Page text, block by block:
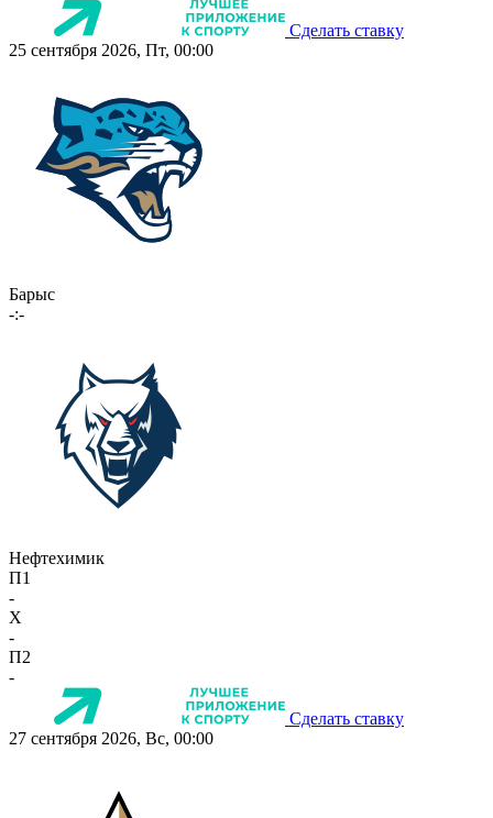
Сделать ставку
25 сентября 2026, Пт, 00:00
Барыс
-:-
Нефтехимик
П1
-
X
-
П2
-
Сделать ставку
27 сентября 2026, Вс, 00:00